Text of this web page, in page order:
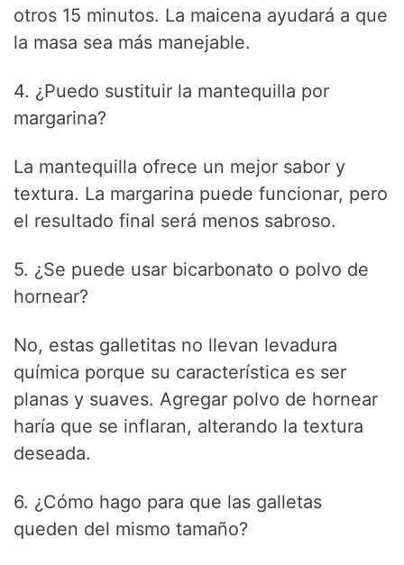
otros 15 minutos. La maicena ayudará a que
la masa sea más manejable.
4. ¿Puedo sustituir la mantequilla por
margarina?
La mantequilla ofrece un mejor sabor y
textura. La margarina puede funcionar, pero
el resultado final será menos sabroso.
5. ¿Se puede usar bicarbonato o polvo de
hornear?
No, estas galletitas no llevan levadura
química porque su característica es ser
planas y suaves. Agregar polvo de hornear
haría que se inflaran, alterando la textura
deseada.
6. ¿Cómo hago para que las galletas
queden del mismo tamaño?